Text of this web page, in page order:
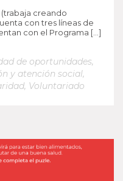
creando
con tres líneas de
con el Programa […]
de oportunidades,
y atención social,
, Voluntariado